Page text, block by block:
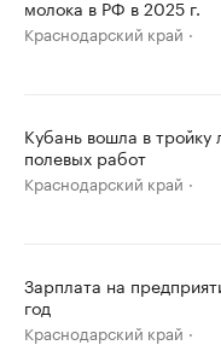
молока в РФ в 2025 г.
Краснодарский край
Кубань вошла в
полевых работ
Краснодарский край
Зарплата на
год
Краснодарский край